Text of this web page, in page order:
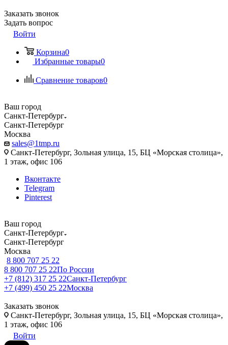
Заказать звонок
Задать вопрос
Войти
Корзина0
Избранные товары0
Сравнение товаров0
Ваш город
Санкт-Петербург
Санкт-Петербург
Москва
sales@1tmp.ru
Санкт-Петербург, Зольная улица, 15, БЦ «Морская столица»,
1 этаж, офис 106
Вконтакте
Telegram
Pinterest
Ваш город
Санкт-Петербург
Санкт-Петербург
Москва
8 800 707 25 22
8 800 707 25 22По России
+7 (812) 317 25 22Санкт-Петербург
+7 (499) 450 25 22Москва
Заказать звонок
Санкт-Петербург, Зольная улица, 15, БЦ «Морская столица»,
1 этаж, офис 106
Войти